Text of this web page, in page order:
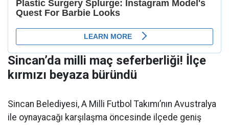
Sincan’da milli maç seferberliği! İlçe
kırmızı beyaza büründü
Sincan Belediyesi, A Milli Futbol Takımı’nın Avustralya
ile oynayacağı karşılaşma öncesinde ilçede geniş